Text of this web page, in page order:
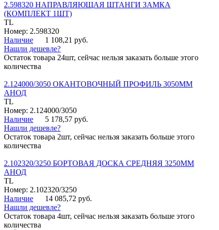
2.598320 НАПРАВЛЯЮЩАЯ ШТАНГИ ЗАМКА
(КОМПЛЕКТ 1ШТ)
TL
Номер: 2.598320
Наличие
1 108,21 руб.
Нашли дешевле?
Остаток товара 24шт, сейчас нельзя заказать больше этого
количества
2.124000/3050 ОКАНТОВОЧНЫЙ ПРОФИЛЬ 3050ММ
АНОД
TL
Номер: 2.124000/3050
Наличие
5 178,57 руб.
Нашли дешевле?
Остаток товара 2шт, сейчас нельзя заказать больше этого
количества
2.102320/3250 БОРТОВАЯ ДОСКА СРЕДНЯЯ 3250ММ
АНОД
TL
Номер: 2.102320/3250
Наличие
14 085,72 руб.
Нашли дешевле?
Остаток товара 4шт, сейчас нельзя заказать больше этого
количества